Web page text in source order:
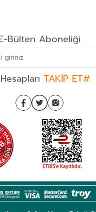
Bülten Aboneliği
TAKİP ET#